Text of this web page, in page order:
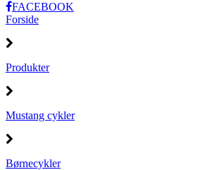
FACEBOOK
Forside
Produkter
Mustang cykler
Børnecykler